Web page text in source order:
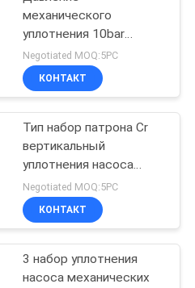
механического
уплотнения 10bar
насоса CG04 12mm
Grundfos
Negotiated MOQ:5PC
КОНТАКТ
Тип набор патрона Cr
вертикальный
уплотнения насоса
Grundfos
Negotiated MOQ:5PC
КОНТАКТ
3 набор уплотнения
насоса механических